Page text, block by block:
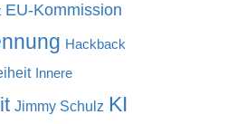
EU-Kommission
Hackback
Innere
Jimmy Schulz KI